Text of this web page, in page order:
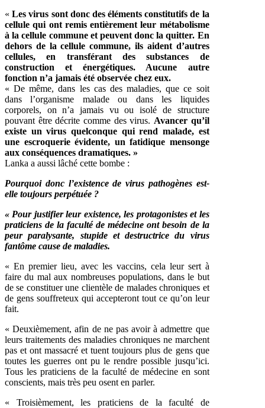
«Les virus sont donc des éléments constitutifs de la
cellule qui ont remis entièrement leur métabolisme
à la cellule commune et peuvent donc la quitter. En
dehors de la cellule commune, ils aident d’autres
cellules, en transférant des substances de
construction et énergétiques. Aucune autre
fonction n’a jamais été observée chez eux.
« De même, dans les cas des maladies, que ce soit
dans l’organisme malade ou dans les liquides
corporels, on n’a jamais vu ou isolé de structure
pouvant être décrite comme des virus. Avancer qu’il
existe un virus quelconque qui rend malade, est
une escroquerie évidente, un fatidique mensonge
aux conséquences dramatiques. »
Lanka a aussi lâché cette bombe :
Pourquoi donc l’existence de virus pathogènes est-
elle toujours perpétuée ?
« Pour justifier leur existence, les protagonistes et les
praticiens de la faculté de médecine ont besoin de la
peur paralysante, stupide et destructrice du virus
fantôme cause de maladies.
« En premier lieu, avec les vaccins, cela leur sert à
faire du mal aux nombreuses populations, dans le but
de se constituer une clientèle de malades chroniques et
de gens souffreteux qui accepteront tout ce qu’on leur
fait.
« Deuxièmement, afin de ne pas avoir à admettre que
leurs traitements des maladies chroniques ne marchent
pas et ont massacré et tuent toujours plus de gens que
toutes les guerres ont pu le rendre possible jusqu’ici.
Tous les praticiens de la faculté de médecine en sont
conscients, mais très peu osent en parler.
« Troisièmement, les praticiens de la faculté de